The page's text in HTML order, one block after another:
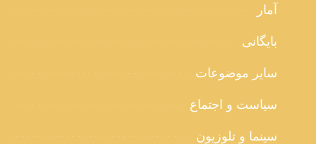
آمار
بایگانی
سایر موضوعات
سیاست و اجتماع
سینما و تلوزیون